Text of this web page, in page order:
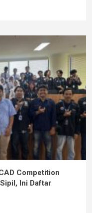
Competition
Ini Daftar